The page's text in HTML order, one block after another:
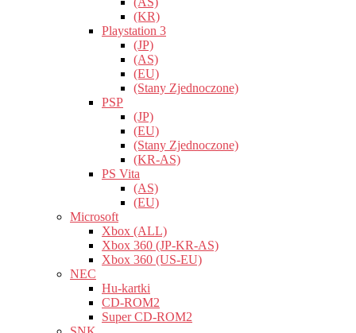
(KR)
Playstation 3
(JP)
(AS)
(EU)
(Stany Zjednoczone)
PSP
(JP)
(EU)
(Stany Zjednoczone)
(KR-AS)
PS Vita
(AS)
(EU)
Microsoft
Xbox (ALL)
Xbox 360 (JP-KR-AS)
Xbox 360 (US-EU)
NEC
Hu-kartki
CD-ROM2
Super CD-ROM2